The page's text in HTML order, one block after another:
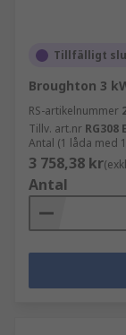
Tillfälligt
Broughton 3
RS-artikelnummer
Tillv. art.nr RG308
Antal (1 låda med
3 758,38 kr
Antal